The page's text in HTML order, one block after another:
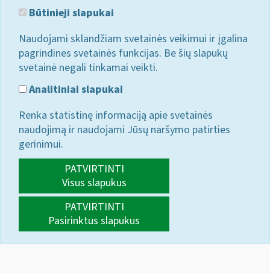
Būtinieji slapukai
Naudojami sklandžiam svetainės veikimui ir įgalina
pagrindines svetainės funkcijas. Be šių slapukų
svetainė negali tinkamai veikti.
Analitiniai slapukai
Renka statistinę informaciją apie svetainės
naudojimą ir naudojami Jūsų naršymo patirties
gerinimui.
PATVIRTINTI
Visus slapukus
PATVIRTINTI
Pasirinktus slapukus